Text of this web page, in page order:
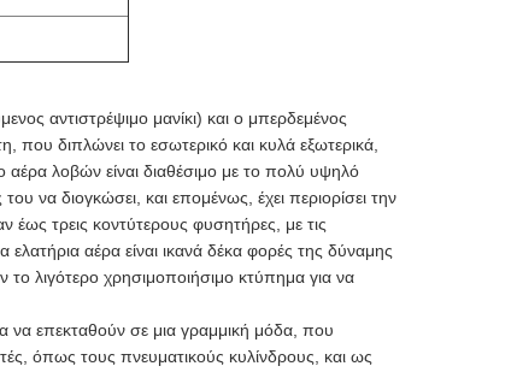
αντιστρέψιμο μανίκι) και ο μπερδεμένος
που διπλώνει το εσωτερικό και κυλά εξωτερικά,
αέρα λοβών είναι διαθέσιμο με το πολύ υψηλό
να διογκώσει, και επομένως, έχει περιορίσει την
τρεις κοντύτερους φυσητήρες, με τις
αέρα είναι ικανά δέκα φορές της δύναμης
λιγότερο χρησιμοποιήσιμο κτύπημα για να
να επεκταθούν σε μια γραμμική μόδα, που
όπως τους πνευματικούς κυλίνδρους, και ως